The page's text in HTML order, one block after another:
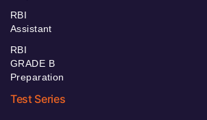
RBI
Assistant
RBI
GRADE B
Preparation
Test Series